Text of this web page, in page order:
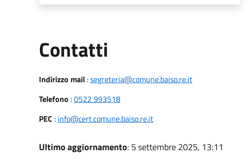
Contatti
Indirizzo mail:segreteria@comune.baiso.re.it
Telefono :0522 993518
PEC : info@cert.comune.baiso.re.it
Ultimo aggiornamento: 5 settembre 2025, 13:11